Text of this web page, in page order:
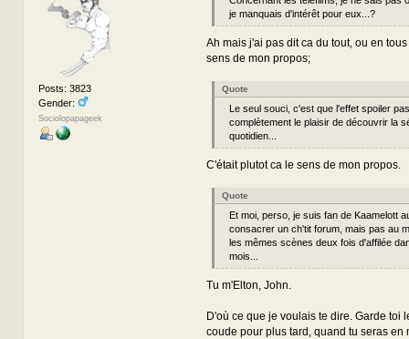
Posts: 3823
Gender:
Sociolopapageek
je manquais d'intérêt pour eux...?
Ah mais j'ai pas dit ca du tout, ou en
sens de mon propos;
Quote
Le seul souci, c'est que l'effet spoiler
complètement le plaisir de découvrir la
quotidien...
C'était plutot ca le sens de mon propos.
Quote
Et moi, perso, je suis fan de Kaamelott
consacrer un ch'tit forum, mais pas au
les mêmes scènes deux fois d'affilée
mois...
Tu m'Elton, John.
D'où ce que je voulais te dire. Garde toi
coude pour plus tard, quand tu seras en